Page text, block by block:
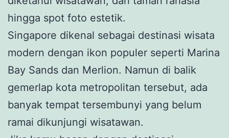
hingga spot foto estetik.
Singapore dikenal sebagai destinasi wisata
modern dengan ikon populer seperti Marina
Bay Sands dan Merlion. Namun di balik
gemerlap kota metropolitan tersebut, ada
banyak tempat tersembunyi yang belum
ramai dikunjungi wisatawan.